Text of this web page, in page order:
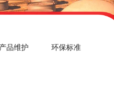
产品维护 环保标准